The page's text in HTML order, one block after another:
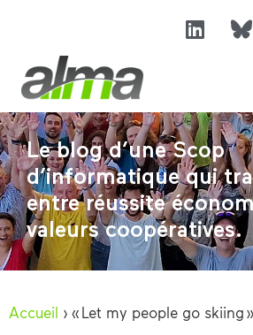
Le blog d’une Scop
d’informatique qui
entre réussite
valeurs coopératives.
Accueil › « Let my people go skiing »